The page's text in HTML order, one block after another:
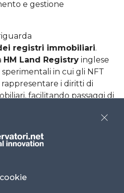
e gestione
registri immobiliari.
HM Land Registry inglese
in cui gli NFT
i diritti di
facilitando passaggi di
di ridurre drasticamente
eliminare intermediazioni
trasparenza nelle
particolarmente